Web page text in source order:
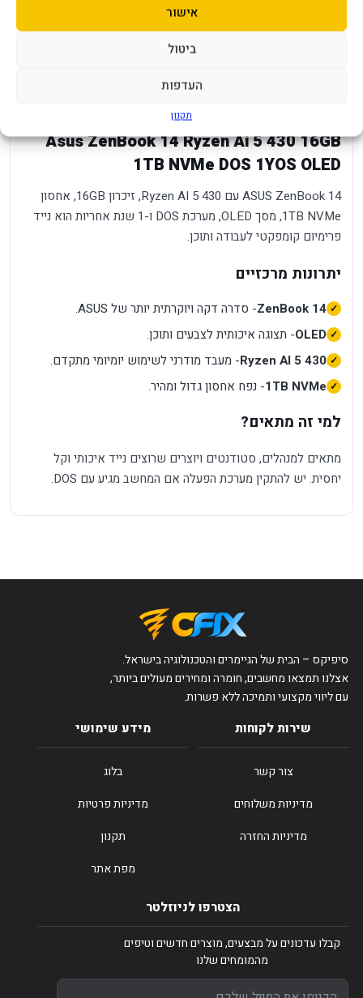
אישור
ביטול
העדפות
תקנון
אחסון ראשי
1TB NVME GEN4
1X USB4 TYPE C 1X DP 1X HDMI
Asus ZenBook 14 Ryzen Ai 5 430 16GB
1TB NVMe DOS 1YOS OLED
ASUS ZenBook 14 עם Ryzen AI 5 430, זיכרון 16GB, אחסון
1TB NVMe, מסך OLED, מערכת DOS ו-1 שנת אחריות הוא נייד
פרימיום קומפקטי לעבודה ותוכן.
יתרונות מרכזיים
ZenBook 14- סדרה דקה ויוקרתית יותר של ASUS.
OLED- תצוגה איכותית לצבעים ותוכן.
Ryzen AI 5 430- מעבד מודרני לשימוש יומיומי מתקדם.
1TB NVMe- נפח אחסון גדול ומהיר.
למי זה מתאים?
מתאים למנהלים, סטודנטים ויוצרים שרוצים נייד איכותי וקל
יחסית. יש להתקין מערכת הפעלה אם המחשב מגיע עם DOS.
סיפיקס – הבית של הגיימרים והטכנולוגיה בישראל.
אצלנו תמצאו מחשבים, חומרה ומחירים מעולים ביותר,
עם ליווי מקצועי ותמיכה ללא פשרות.
שירות לקוחות
צור קשר
מדיניות משלוחים
מדיניות החזרה
מידע שימושי
בלוג
מדיניות פרטיות
תקנון
מפת אתר
הצטרפו לניוזלטר
קבלו עדכונים על מבצעים, מוצרים חדשים וטיפים
מהמומחים שלנו